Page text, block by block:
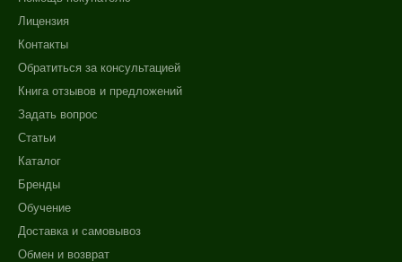
Лицензия
Контакты
Обратиться за консультацией
Книга отзывов и предложений
Задать вопрос
Статьи
Каталог
Бренды
Обучение
Доставка и самовывоз
Обмен и возврат